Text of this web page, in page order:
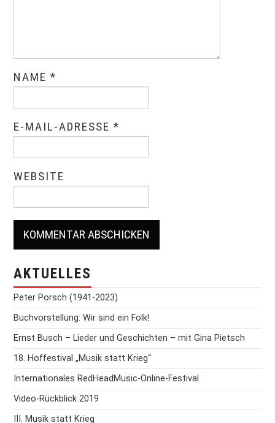
NAME*
E-MAIL-ADRESSE*
WEBSITE
AKTUELLES
Peter Porsch (1941-2023)
Buchvorstellung: Wir sind ein Folk!
Ernst Busch – Lieder und Geschichten – mit Gina Pietsch
18. Hoffestival „Musik statt Krieg“
Internationales RedHeadMusic-Online-Festival
Video-Rückblick 2019
III. Musik statt Krieg